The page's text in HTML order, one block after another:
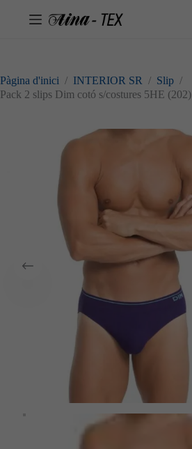
Pàgina d'inici / INTERIOR SR / Slip /
Pack 2 slips Dim cotó s/costures 5HE (202)